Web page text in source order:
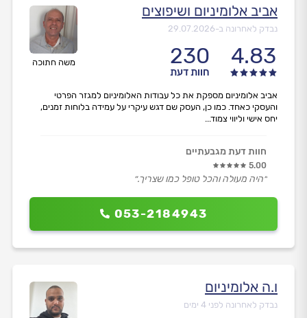
משה חתוכה
אביב אלומיניום ושיפוצים
נבדק לאחרונה ב-29.07.2026
4.83
230
חוות דעת
053-2184943
אביב אלומיניום מספקת את כל עבודות האלומיניום למגזר הפרטי
והעסקי כאחד. כמו כן, העסק שם דגש עיקרי על עמידה בלוחות זמנים,
יחס אישי וליווי צמוד...
חוות דעת מגבעתיים
5.00
״היה מעולה והכל טופל כמו שצריך.״
ו.ה אלומיניום
נבדק לאחרונה לפני 4 ימים